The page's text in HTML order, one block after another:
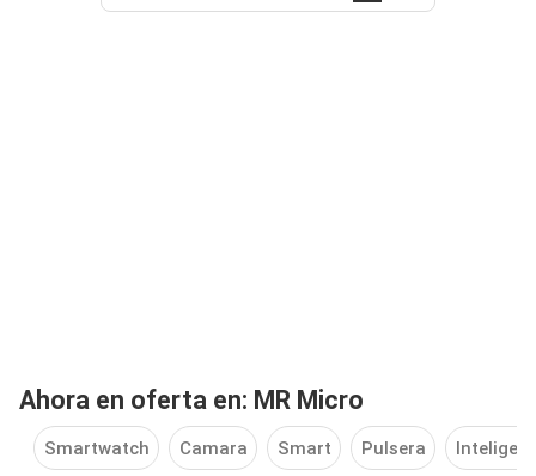
Ahora en oferta en: MR Micro
Smartwatch Camara Smart Pulsera